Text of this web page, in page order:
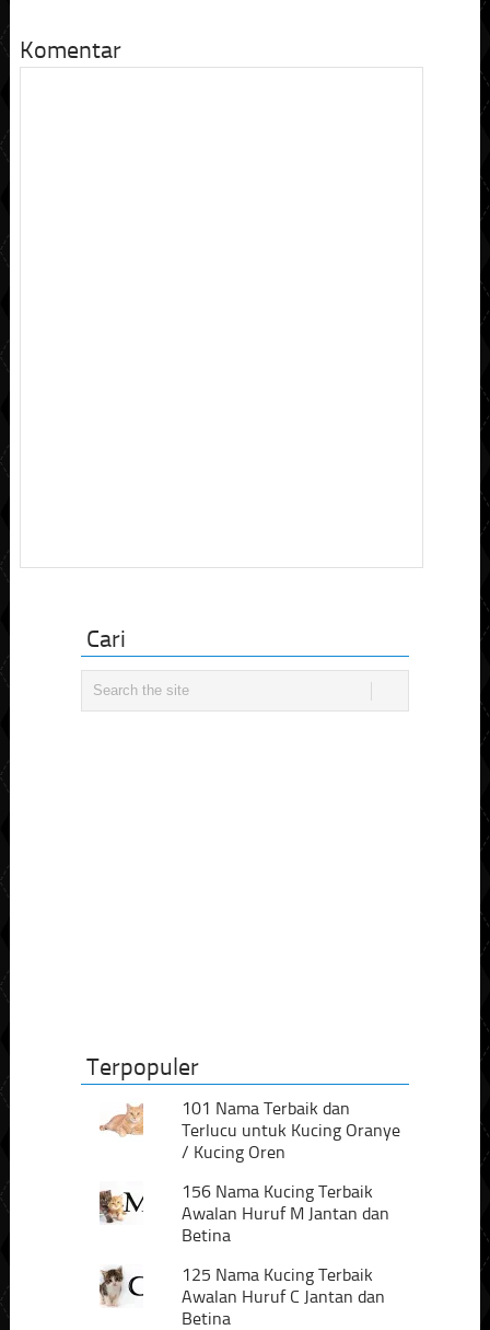
Komentar
Cari
Terpopuler
101 Nama Terbaik dan
Terlucu untuk Kucing Oranye
/ Kucing Oren
156 Nama Kucing Terbaik
Awalan Huruf M Jantan dan
Betina
125 Nama Kucing Terbaik
Awalan Huruf C Jantan dan
Betina